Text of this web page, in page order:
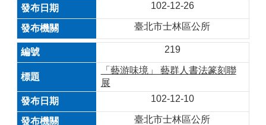
102-12-26
臺北市士林區公所
219
「藝游味境」 藝群人書法篆刻聯
展
102-12-10
臺北市士林區公所